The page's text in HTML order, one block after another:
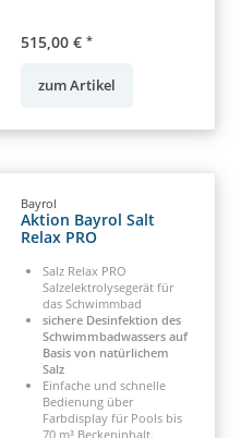
515,00 € *
zum Artikel
Bayrol
Aktion Bayrol Salt
Relax PRO
Salz Relax PRO
Salzelektrolysegerät für
das Schwimmbad
sichere Desinfektion des
Schwimmbadwassers auf
Basis von natürlichem
Salz
Einfache und schnelle
Bedienung über
Farbdisplay für Pools bis
70 m³ Beckeninhalt.